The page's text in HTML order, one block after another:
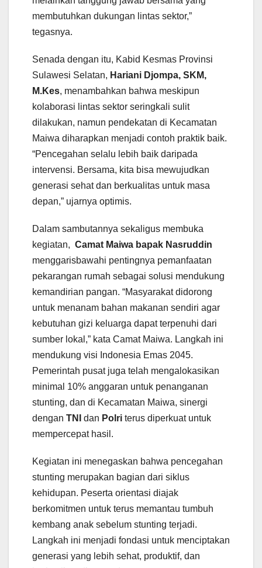
membutuhkan dukungan lintas sektor,”
tegasnya.
Senada dengan itu, Kabid Kesmas Provinsi
Sulawesi Selatan, Hariani Djompa, SKM,
M.Kes, menambahkan bahwa meskipun
kolaborasi lintas sektor seringkali sulit
dilakukan, namun pendekatan di Kecamatan
Maiwa diharapkan menjadi contoh praktik baik.
“Pencegahan selalu lebih baik daripada
intervensi. Bersama, kita bisa mewujudkan
generasi sehat dan berkualitas untuk masa
depan,” ujarnya optimis.
Dalam sambutannya sekaligus membuka
kegiatan, Camat Maiwa bapak Nasruddin
menggarisbawahi pentingnya pemanfaatan
pekarangan rumah sebagai solusi mendukung
kemandirian pangan. “Masyarakat didorong
untuk menanam bahan makanan sendiri agar
kebutuhan gizi keluarga dapat terpenuhi dari
sumber lokal,” kata Camat Maiwa. Langkah ini
mendukung visi Indonesia Emas 2045.
Pemerintah pusat juga telah mengalokasikan
minimal 10% anggaran untuk penanganan
stunting, dan di Kecamatan Maiwa, sinergi
dengan TNI dan Polri terus diperkuat untuk
mempercepat hasil.
Kegiatan ini menegaskan bahwa pencegahan
stunting merupakan bagian dari siklus
kehidupan. Peserta orientasi diajak
berkomitmen untuk terus memantau tumbuh
kembang anak sebelum stunting terjadi.
Langkah ini menjadi fondasi untuk menciptakan
generasi yang lebih sehat, produktif, dan